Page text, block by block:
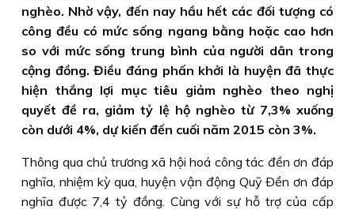
nghèo. Nhờ vậy, đến nay hầu hết các đối tượng có
công đều có mức sống ngang bằng hoặc cao hơn
so với mức sống trung bình của người dân trong
cộng đồng. Điều đáng phấn khởi là huyện đã thực
hiện thắng lợi mục tiêu giảm nghèo theo nghị
quyết đề ra, giảm tỷ lệ hộ nghèo từ 7,3% xuống
còn dưới 4%, dự kiến đến cuối năm 2015 còn 3%.
Thông qua chủ trương xã hội hoá công tác đền ơn đáp
nghĩa, nhiệm kỳ qua, huyện vận động Quỹ Ðền ơn đáp
nghĩa được 7,4 tỷ đồng. Cùng với sự hỗ trợ của cấp